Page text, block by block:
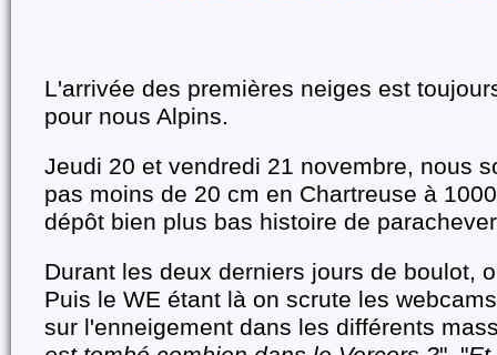
L'arrivée des premières neiges est
pour nous Alpins.
Jeudi 20 et vendredi 21 novembre, nous
pas moins de 20 cm en Chartreuse à
dépôt bien plus bas histoire de
Durant les deux derniers jours de boulot,
Puis le WE étant là on scrute les
sur l'enneigement dans les différents